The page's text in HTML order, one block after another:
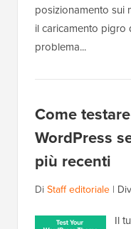
posizionamento sui
il caricamento pigro
problema...
Come
WordPress
più recenti
Di Staff editoriale |
Il